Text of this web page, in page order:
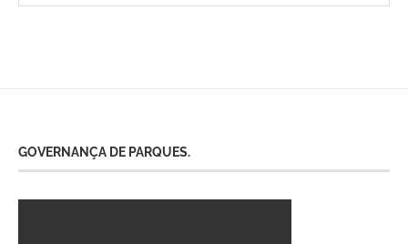
GOVERNANÇA DE PARQUES.